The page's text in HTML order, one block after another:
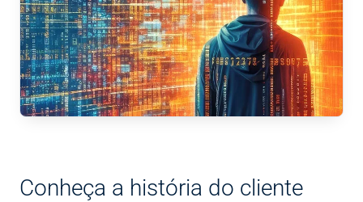
Conheça a história do cliente